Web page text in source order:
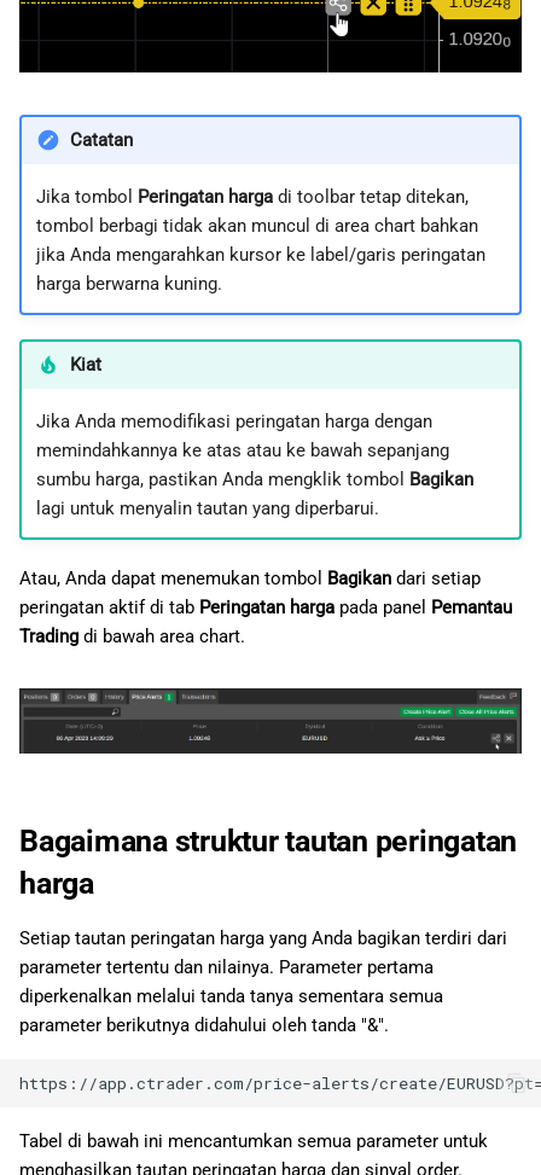
Catatan
Jika tombol Peringatan hargadi toolbar tetap ditekan,
tombol berbagi tidak akan muncul di area chart bahkan
jika Anda mengarahkan kursor ke label/garis peringatan
harga berwarna kuning.
Kiat
Jika Anda memodifikasi peringatan harga dengan
memindahkannya ke atas atau ke bawah sepanjang
sumbu harga, pastikan Anda mengklik tombol Bagikan
lagi untuk menyalin tautan yang diperbarui.
Atau, Anda dapat menemukan tombol Bagikan dari setiap
peringatan aktif di tab Peringatan harga pada panel Pemantau
Trading di bawah area chart.
Bagaimana struktur tautan peringatan
harga
Setiap tautan peringatan harga yang Anda bagikan terdiri dari
parameter tertentu dan nilainya. Parameter pertama
diperkenalkan melalui tanda tanya sementara semua
parameter berikutnya didahului oleh tanda "&".
Tabel di bawah ini mencantumkan semua parameter untuk
menghasilkan tautan peringatan harga dan sinyal order.